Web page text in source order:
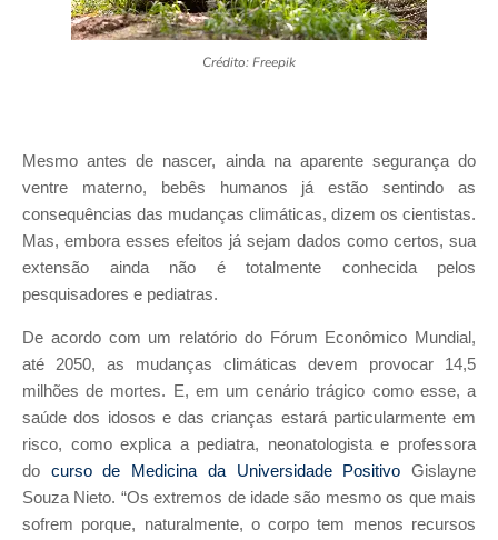
Crédito: Freepik
Mesmo antes de nascer, ainda na aparente segurança do
ventre materno, bebês humanos já estão sentindo as
consequências das mudanças climáticas, dizem os cientistas.
Mas, embora esses efeitos já sejam dados como certos, sua
extensão ainda não é totalmente conhecida pelos
pesquisadores e pediatras.
De acordo com um relatório do Fórum Econômico Mundial,
até 2050, as mudanças climáticas devem provocar 14,5
milhões de mortes. E, em um cenário trágico como esse, a
saúde dos idosos e das crianças estará particularmente em
risco, como explica a pediatra, neonatologista e professora
do curso de Medicina da Universidade Positivo Gislayne
Souza Nieto. “Os extremos de idade são mesmo os que mais
sofrem porque, naturalmente, o corpo tem menos recursos